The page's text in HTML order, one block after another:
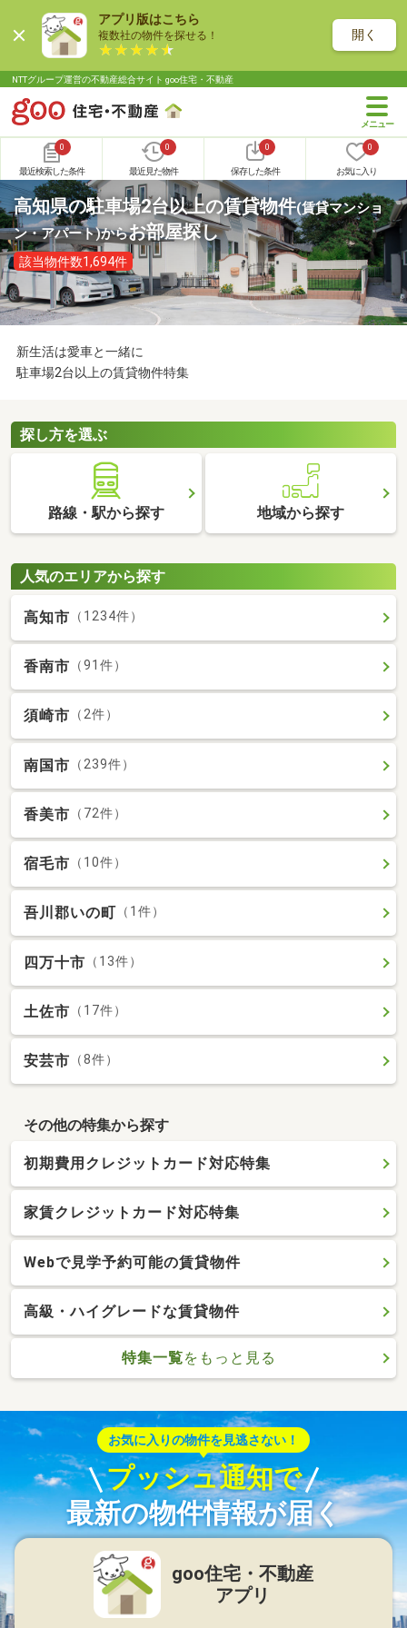
アプリ版はこちら
複数社の物件を探せる！ 開く
NTTグループ運営の不動産総合サイト goo住宅・不動産
0
最近検索した条件
0
最近見た物件
0
保存した条件
0
お気に入り
高知県の駐車場2台以上の賃貸物件(賃貸マンショ
ン・アパート)からお部屋探し
該当物件数1,694件
新生活は愛車と一緒に
駐車場2台以上の賃貸物件特集
探し方を選ぶ
路線・駅から探す 地域から探す
人気のエリアから探す
高知市 （1234件）
香南市 （91件）
須崎市 （2件）
南国市 （239件）
香美市 （72件）
宿毛市 （10件）
吾川郡いの町 （1件）
四万十市 （13件）
土佐市 （17件）
安芸市 （8件）
その他の特集から探す
初期費用クレジットカード対応特集
家賃クレジットカード対応特集
Webで見学予約可能の賃貸物件
高級・ハイグレードな賃貸物件
特集一覧をもっと見る
お気に入りの物件を見逃さない！
プッシュ通知で
最新の物件情報が届く
goo住宅・不動産
アプリ